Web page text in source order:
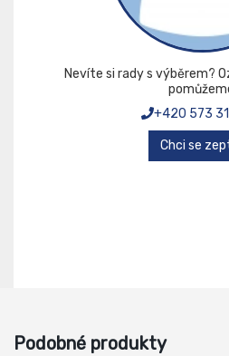
Nevíte si rady s výběrem?
+420 573
Chci se
Podobné produkty